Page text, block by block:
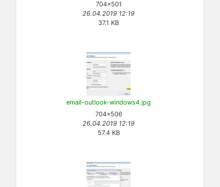
704×501
26.04.2019 12:19
37.1 KB
email-outlook-windows4.jpg
704×506
26.04.2019 12:19
57.4 KB